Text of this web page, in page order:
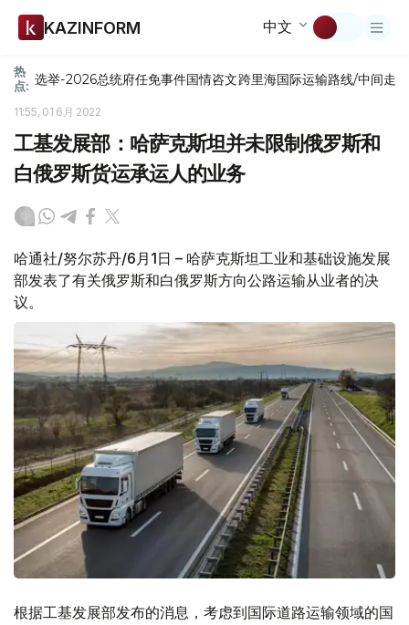
KAZINFORM 中文
热
点: 选举-2026总统府任免事件国情咨文跨里海国际运输路线/中间走廊
11:55, 01 6月 2022
工基发展部：哈萨克斯坦并未限制俄罗斯和
白俄罗斯货运承运人的业务
哈通社/努尔苏丹/6月1日 – 哈萨克斯坦工业和基础设施发展
部发表了有关俄罗斯和白俄罗斯方向公路运输从业者的决
议。
根据工基发展部发布的消息，考虑到国际道路运输领域的国